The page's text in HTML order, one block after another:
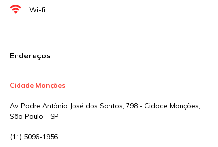
Nome
Sua avaliação
Wi-fi
Endereços
Cidade Monções
Av. Padre Antônio José dos Santos, 798 - Cidade Monções,
São Paulo - SP
(11) 5096-1956